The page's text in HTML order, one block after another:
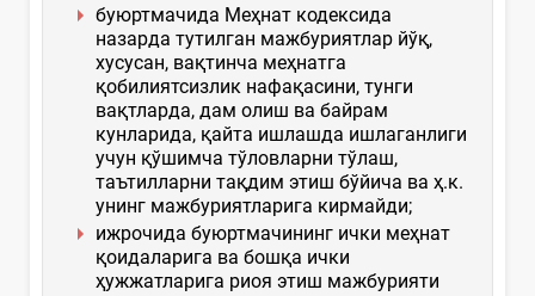
буюртмачида Меҳнат кодексида
назарда тутилган мажбуриятлар йўқ,
хусусан, вақтинча меҳнатга
қобилиятсизлик нафақасини, тунги
вақтларда, дам олиш ва байрам
кунларида, қайта ишлашда ишлаганлиги
учун қўшимча тўловларни тўлаш,
таътилларни тақдим этиш бўйича ва ҳ.к.
унинг мажбуриятларига кирмайди;
ижрочида буюртмачининг ички меҳнат
қоидаларига ва бошқа ички
ҳужжатларига риоя этиш мажбурияти